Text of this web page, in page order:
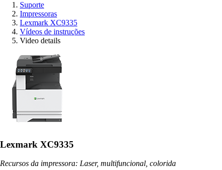
Suporte
Impressoras
Lexmark XC9335
Vídeos de instruções
Video details
Lexmark XC9335
Recursos da impressora: Laser, multifuncional, colorida